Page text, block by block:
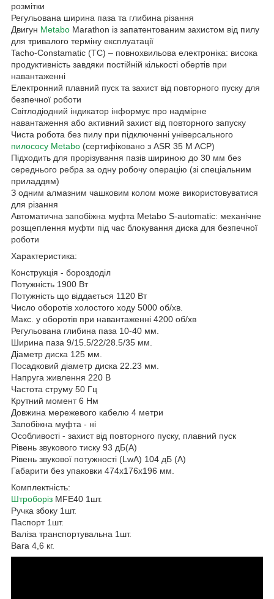
розмітки
Регульована ширина паза та глибина різання
Двигун Metabo Marathon із запатентованим захистом від пилу
для тривалого терміну експлуатації
Tacho-Constamatic (TC) – повнохвильова електроніка: висока
продуктивність завдяки постійній кількості обертів при
навантаженні
Електронний плавний пуск та захист від повторного пуску для
безпечної роботи
Світлодіодний індикатор інформує про надмірне
навантаження або активний захист від повторного запуску
Чиста робота без пилу при підключенні універсального
пилососу Metabo (сертифіковано з ASR 35 M ACP)
Підходить для прорізування пазів шириною до 30 мм без
середнього ребра за одну робочу операцію (зі спеціальним
приладдям)
З одним алмазним чашковим колом може використовуватися
для різання
Автоматична запобіжна муфта Metabo S-automatic: механічне
розщеплення муфти під час блокування диска для безпечної
роботи
Характеристика:
Конструкція - бороздоділ
Потужність 1900 Вт
Потужність що віддається 1120 Вт
Число оборотів холостого ходу 5000 об/хв.
Макс. у оборотів при навантаженні 4200 об/хв
Регульована глибина паза 10-40 мм.
Ширина паза 9/15.5/22/28.5/35 мм.
Діаметр диска 125 мм.
Посадковий діаметр диска 22.23 мм.
Напруга живлення 220 В
Частота струму 50 Гц
Крутний момент 6 Нм
Довжина мережевого кабелю 4 метри
Запобіжна муфта - ні
Особливості - захист від повторного пуску, плавний пуск
Рівень звукового тиску 93 дБ(А)
Рівень звукової потужності (LwA) 104 дБ (A)
Габарити без упаковки 474х176х196 мм.
Комплектність:
Штроборіз MFE40 1шт.
Ручка збоку 1шт.
Паспорт 1шт.
Валіза транспортувальна 1шт.
Вага 4,6 кг.